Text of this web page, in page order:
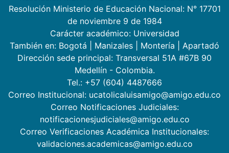
Resolución Ministerio de Educación Nacional: N° 17701
de noviembre 9 de 1984
Carácter académico: Universidad
También en: Bogotá Manizales Montería
Apartadó
Dirección sede principal: Transversal 51A #67B 90
Medellín - Colombia.
Tel.: +57 (604) 4487666
Correo Institucional: ucatolicaluisamigo@amigo.edu.co
Correo Notificaciones Judiciales:
notificacionesjudiciales@amigo.edu.co
Correo Verificaciones Académica Institucionales:
validaciones.academicas@amigo.edu.co